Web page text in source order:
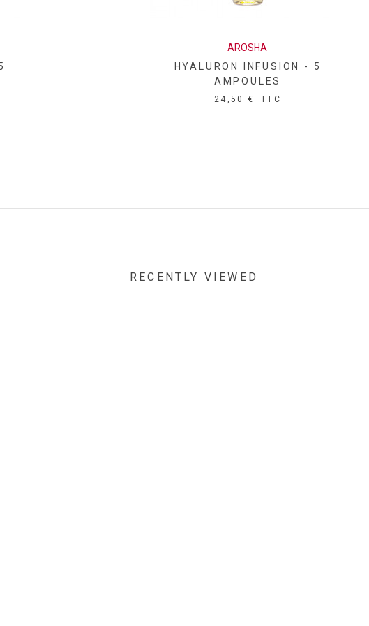
HYALURON INFUSION - 5
AMPOULES
TTC
RECENTLY VIEWED